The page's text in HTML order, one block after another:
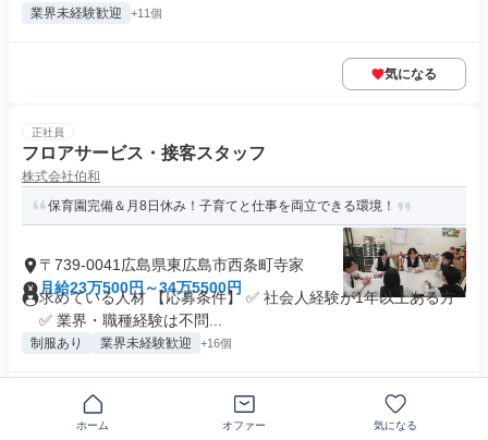
業界未経験歓迎 +11個
気になる
正社員
フロアサービス・接客スタッフ
株式会社伯和
保育園完備＆月8日休み！子育てと仕事を両立できる環境！
〒739-0041広島県東広島市西条町寺家
月給23万500円～34万5500円
求めている人材 【応募条件】 ✅ 社会人経験が1年以上ある方
✅ 業界・職種経験は不問...
制服あり 業界未経験歓迎 +16個
気になる
ホーム オファー 気になる